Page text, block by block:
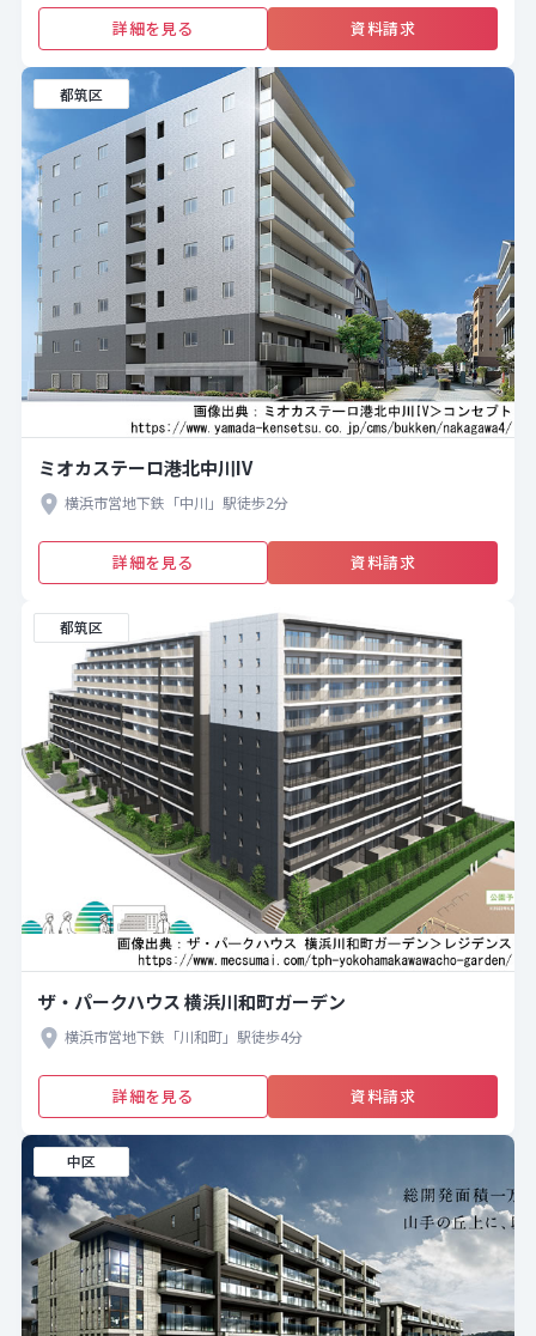
詳細を見る 資料請求
都筑区
ミオカステーロ港北中川IV
横浜市営地下鉄「中川」駅徒歩2分
詳細を見る 資料請求
都筑区
ザ・パークハウス 横浜川和町ガーデン
横浜市営地下鉄「川和町」駅徒歩4分
詳細を見る 資料請求
中区